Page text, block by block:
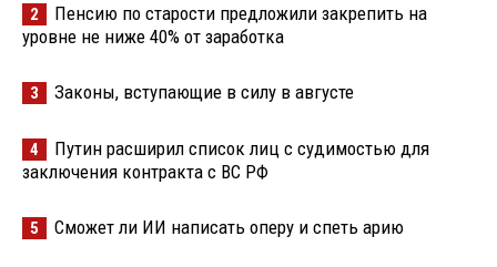
2
Пенсию по старости предложили закрепить на
уровне не ниже 40% от заработка
3 Законы, вступающие в силу в августе
4
Путин расширил список лиц с судимостью для
заключения контракта с ВС РФ
5 Сможет ли ИИ написать оперу и спеть арию